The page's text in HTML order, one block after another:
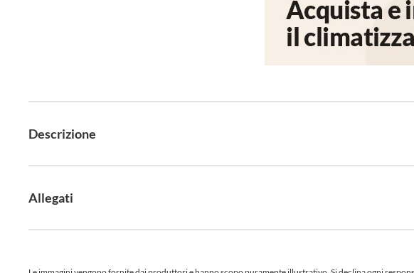
Descrizione
Allegati